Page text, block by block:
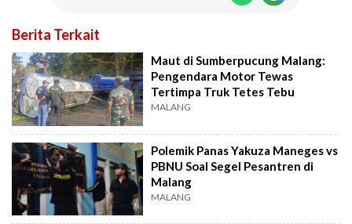
Berita Terkait
Maut di Sumberpucung Malang:
Pengendara Motor Tewas
Tertimpa Truk Tetes Tebu
MALANG
Polemik Panas Yakuza Maneges vs
PBNU Soal Segel Pesantren di
Malang
MALANG